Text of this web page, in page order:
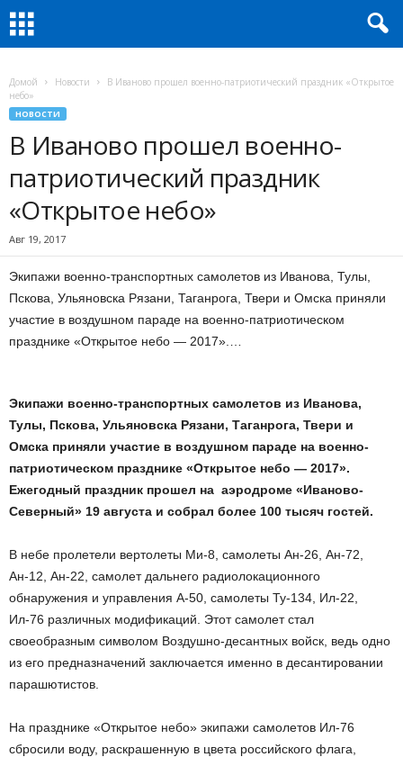
Домой Новости
В Иваново прошел военно-патриотический праздник «Открытое
небо»
НОВОСТИ
В Иваново прошел военно-
патриотический праздник
«Открытое небо»
Авг 19, 2017
Экипажи военно-транспортных самолетов из Иванова, Тулы,
Пскова, Ульяновска Рязани, Таганрога, Твери и Омска приняли
участие в воздушном параде на военно-патриотическом
празднике «Открытое небо — 2017».…
Экипажи военно-транспортных самолетов из Иванова,
Тулы, Пскова, Ульяновска Рязани, Таганрога, Твери и
Омска приняли участие в воздушном параде на военно-
патриотическом празднике «Открытое небо — 2017».
Ежегодный праздник прошел на аэродроме «Иваново-
Северный» 19 августа и собрал более 100 тысяч гостей.
В небе пролетели вертолеты Ми-8, самолеты Ан-26, Ан-72,
Ан-12, Ан-22, самолет дальнего радиолокационного
обнаружения и управления А-50, самолеты Ту-134, Ил-22,
Ил-76 различных модификаций. Этот самолет стал
своеобразным символом Воздушно-десантных войск, ведь одно
из его предназначений заключается именно в десантировании
парашютистов.
На празднике «Открытое небо» экипажи самолетов Ил-76
сбросили воду, раскрашенную в цвета российского флага,